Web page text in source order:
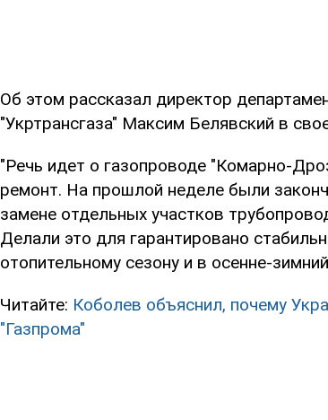
Об этом рассказал директор
"Укртрансгаза" Максим Белявский в
"Речь идет о газопроводе "Комарно-
ремонт. На прошлой неделе были
замене отдельных участков
Делали это для гарантировано
отопительному сезону и в осенне-
Читайте: Коболев объяснил, почему
"Газпрома"